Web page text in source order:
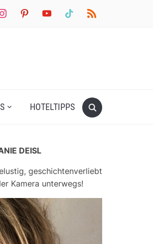
pinterestyoutube tiktok rss
HOTELTIPPS
DEISL
geschichtenverliebt
Kamera unterwegs!